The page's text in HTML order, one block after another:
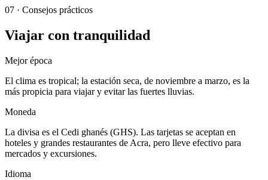
07 · Consejos prácticos
Viajar con tranquilidad
Mejor época
El clima es tropical; la estación seca, de noviembre a marzo, es la
más propicia para viajar y evitar las fuertes lluvias.
Moneda
La divisa es el Cedi ghanés (GHS). Las tarjetas se aceptan en
hoteles y grandes restaurantes de Acra, pero lleve efectivo para
mercados y excursiones.
Idioma